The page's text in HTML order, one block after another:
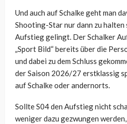
Und auch auf Schalke geht man
Shooting-Star nur dann zu halten
Aufstieg gelingt. Der Schalker
„Sport Bild“ bereits über die
und dabei zu dem Schluss
der Saison 2026/27 erstklassig
auf Schalke oder andernorts.
Sollte S04 den Aufstieg nicht
weniger dazu gezwungen